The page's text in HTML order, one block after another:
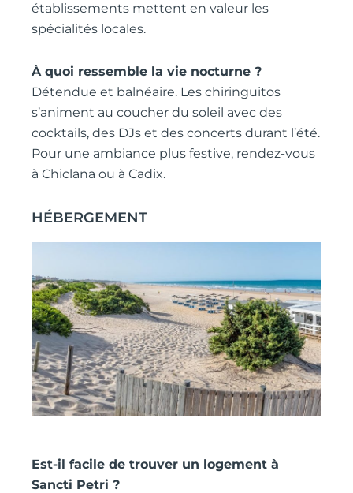
établissements mettent en valeur les
spécialités locales.
À quoi ressemble la vie nocturne ?
Détendue et balnéaire. Les chiringuitos
s’animent au coucher du soleil avec des
cocktails, des DJs et des concerts durant l’été.
Pour une ambiance plus festive, rendez-vous
à Chiclana ou à Cadix.
HÉBERGEMENT
Est-il facile de trouver un logement à
Sancti Petri ?